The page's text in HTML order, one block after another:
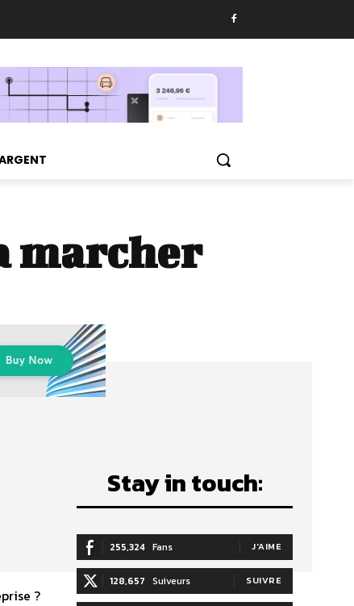
marcher
?
Stay in touch:
255,324 Fans J'AIME
128,657 Suiveurs SUIVRE